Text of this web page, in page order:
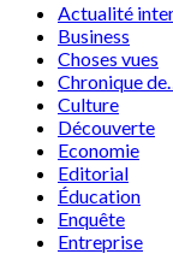
Actualité
Business
Choses vues
Chronique
Culture
Découverte
Economie
Editorial
Éducation
Enquête
Entreprise